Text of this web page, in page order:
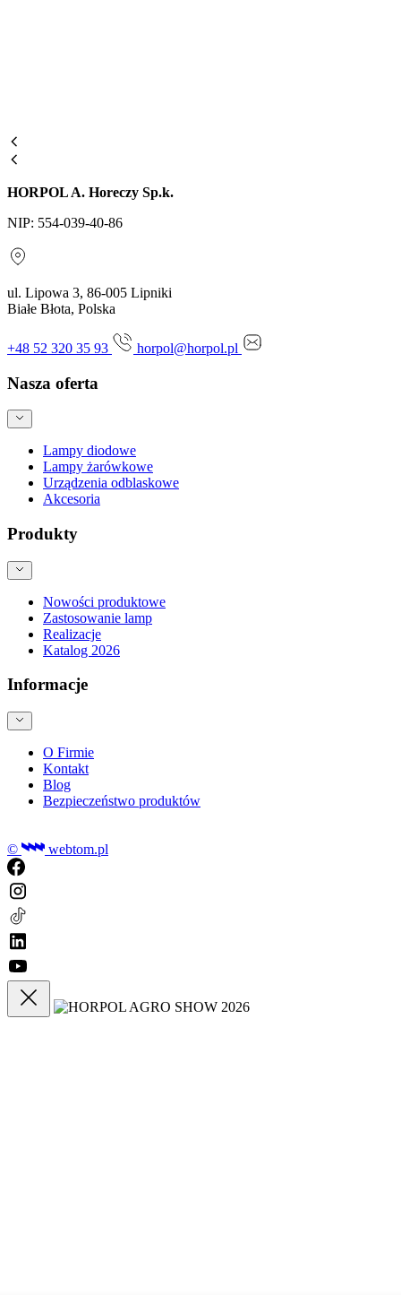
HORPOL A. Horeczy Sp.k.
NIP: 554-039-40-86
ul. Lipowa 3, 86-005 Lipniki
Białe Błota, Polska
+48 52 320 35 93 horpol@horpol.pl
Nasza oferta
Lampy diodowe
Lampy żarówkowe
Urządzenia odblaskowe
Akcesoria
Produkty
Nowości produktowe
Zastosowanie lamp
Realizacje
Katalog 2026
Informacje
O Firmie
Kontakt
Blog
Bezpieczeństwo produktów
© webtom.pl